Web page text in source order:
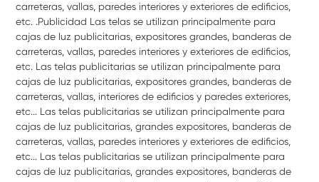
carreteras, vallas, paredes interiores y exteriores de edificios,
etc. .Publicidad Las telas se utilizan principalmente para
cajas de luz publicitarias, expositores grandes, banderas de
carreteras, vallas, paredes interiores y exteriores de edificios,
etc. Las telas publicitarias se utilizan principalmente para
cajas de luz publicitarias, expositores grandes, banderas de
carreteras, vallas, interiores de edificios y paredes exteriores,
etc... Las telas publicitarias se utilizan principalmente para
cajas de luz publicitarias, grandes expositores, banderas de
carreteras, vallas, paredes interiores y exteriores de edificios,
etc... Las telas publicitarias se utilizan principalmente para
cajas de luz publicitarias, grandes expositores, banderas de